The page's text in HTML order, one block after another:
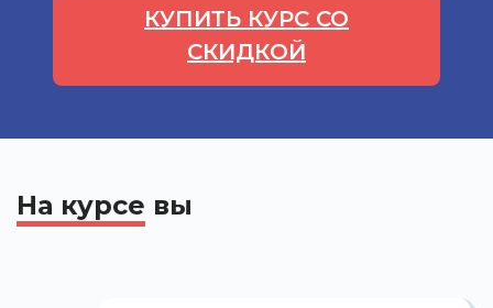
КУПИТЬ КУРС СО
СКИДКОЙ
На курсе вы